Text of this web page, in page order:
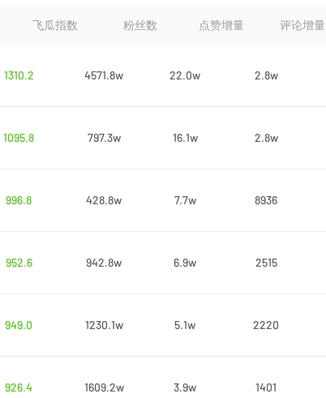
飞瓜指数 粉丝数 点赞增量 评论增量
1310.2
4571.8w 22.0w 2.8w
1095.8
797.3w 16.1w 2.8w
996.8
428.8w 7.7w 8936
952.6
942.8w 6.9w 2515
949.0
1230.1w 5.1w 2220
926.4
1609.2w 3.9w 1401